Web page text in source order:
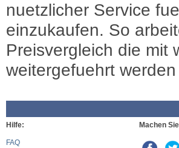
nuetzlicher Service
einzukaufen. So
Preisvergleich die mit
weitergefuehrt
Hilfe:
FAQ
Machen